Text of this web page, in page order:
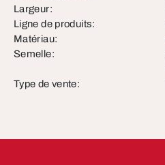
Largeur:
Ligne de produits:
Matériau:
Semelle:
Type de vente: